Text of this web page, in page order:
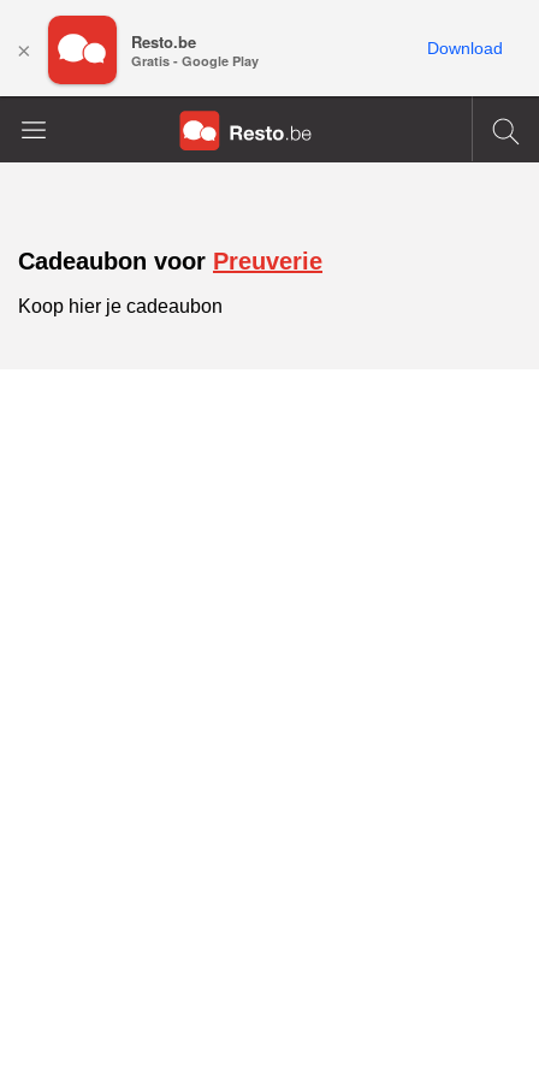
Cadeaubon voor Preuverie
Koop hier je cadeaubon
× Resto.be
Gratis - Google Play
Download